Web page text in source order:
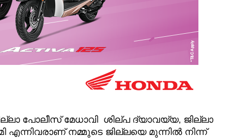
പോലീസ് മേധാവി ശില്പ ദ്യാവയ്യ, ജില്ലാ
എന്നിവരാണ് നമ്മുടെ ജില്ലയെ മുന്നിൽ നിന്ന്